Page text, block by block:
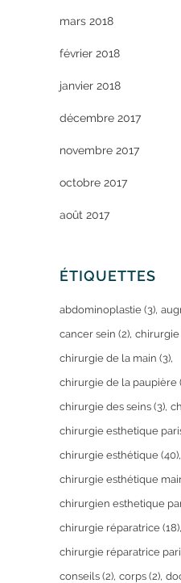
mars 2018
février 2018
janvier 2018
décembre 2017
novembre 2017
octobre 2017
août 2017
ÉTIQUETTES
abdominoplastie (3)
cancer sein (2) chirurgie
chirurgie de la main (3)
chirurgie de la paupière
chirurgie des seins (3)
chirurgie esthetique
chirurgie esthétique (40)
chirurgie esthétique
chirurgien esthetique
chirurgie réparatrice (18)
chirurgie réparatrice
conseils (2) corps (2)